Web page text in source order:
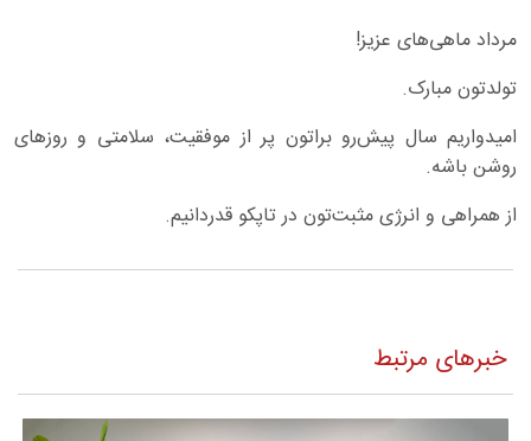
مرداد ماهی‌های عزیز!
تولدتون مبارک.
امیدواریم سال پیش‌رو براتون پر از موفقیت، سلامتی و روزهای
روشن باشه.
از همراهی و انرژی مثبت‌تون در تاپکو قدردانیم.
خبرهای مرتبط